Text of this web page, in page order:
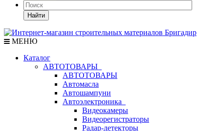
Найти
МЕНЮ
Каталог
АВТОТОВАРЫ
АВТОТОВАРЫ
Автомасла
Автошампуни
Автоэлектроника
Видеокамеры
Видеорегистраторы
Радар-детекторы